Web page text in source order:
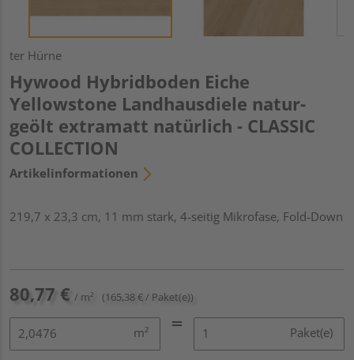
ter Hürne
Hywood Hybridboden Eiche
Yellowstone Landhausdiele natur-
geölt extramatt natürlich - CLASSIC
COLLECTION
Artikelinformationen
219,7 x 23,3 cm, 11 mm stark, 4-seitig Mikrofase, Fold-Down
80,77 € / m² (165,38 € / Paket(e))
m² Paket(e)